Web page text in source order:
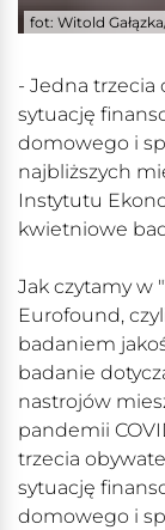
fot: Witold
- Jedna trzecia
sytuację
domowego i
najbliższych
Instytutu
kwietniowe
Jak czytamy w
Eurofound,
badaniem
badanie
nastrojów
pandemii
trzecia
sytuację
domowego i